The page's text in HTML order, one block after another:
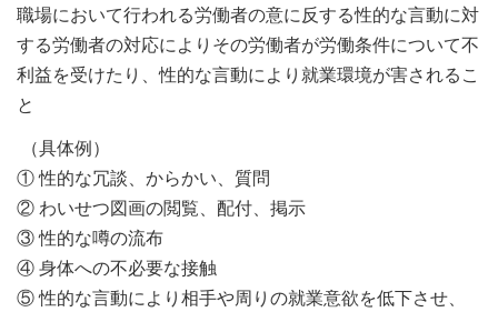
職場において行われる労働者の意に反する性的な言動に対
する労働者の対応によりその労働者が労働条件について不
利益を受けたり、性的な言動により就業環境が害されるこ
と
（具体例）
① 性的な冗談、からかい、質問
② わいせつ図画の閲覧、配付、掲示
③ 性的な噂の流布
④ 身体への不必要な接触
⑤ 性的な言動により相手や周りの就業意欲を低下させ、